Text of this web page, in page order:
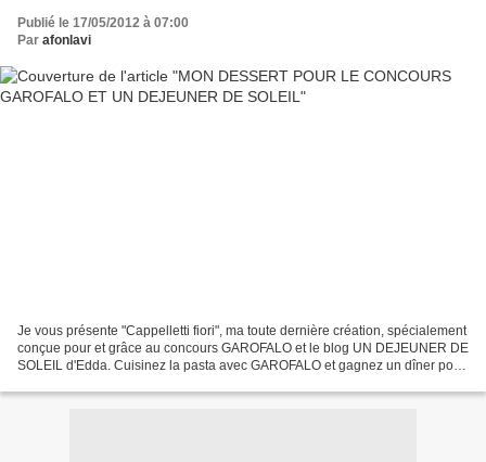
Publié le 17/05/2012 à 07:00
Par afonlavi
Je vous présente "Cappelletti fiori", ma toute dernière création, spécialement
conçue pour et grâce au concours GAROFALO et le blog UN DEJEUNER DE
SOLEIL d'Edda. Cuisinez la pasta avec GAROFALO et gagnez un dîner pour